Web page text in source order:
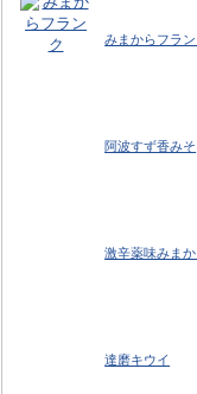
みまからフラン
阿波すず香みそ
激辛薬味みまか
達磨キウイ